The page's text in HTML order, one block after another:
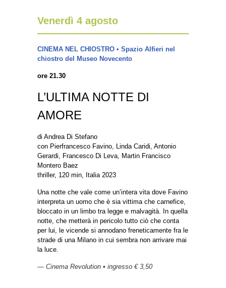
Venerdì 4 agosto
CINEMA NEL CHIOSTRO • Spazio Alfieri nel
chiostro del Museo Novecento
ore 21.30
L’ULTIMA NOTTE DI
AMORE
di Andrea Di Stefano
con Pierfrancesco Favino, Linda Caridi, Antonio
Gerardi, Francesco Di Leva, Martin Francisco
Montero Baez
thriller, 120 min, Italia 2023
Una notte che vale come un’intera vita dove Favino
interpreta un uomo che è sia vittima che carnefice,
bloccato in un limbo tra legge e malvagità. In quella
notte, che metterà in pericolo tutto ciò che conta
per lui, le vicende si annodano freneticamente fra le
strade di una Milano in cui sembra non arrivare mai
la luce.
— Cinema Revolution • ingresso € 3,50